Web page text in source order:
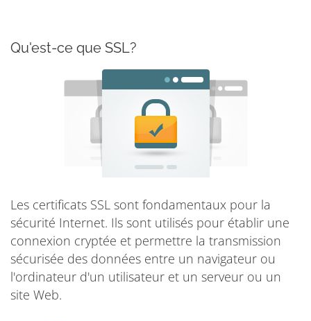
Qu'est-ce que SSL?
Les certificats SSL sont fondamentaux pour la
sécurité Internet. Ils sont utilisés pour établir une
connexion cryptée et permettre la transmission
sécurisée des données entre un navigateur ou
l'ordinateur d'un utilisateur et un serveur ou un
site Web.